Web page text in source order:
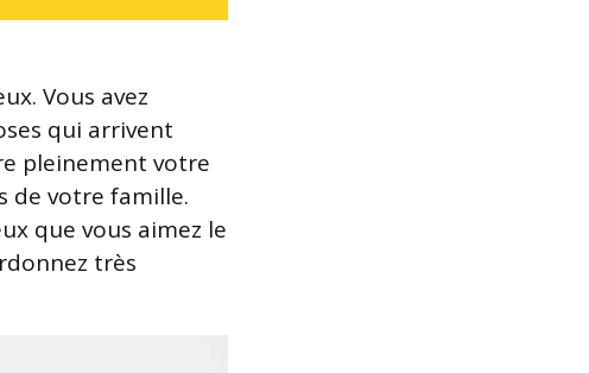
Vous avez
qui arrivent
pleinement votre
de votre famille.
que vous aimez le
très